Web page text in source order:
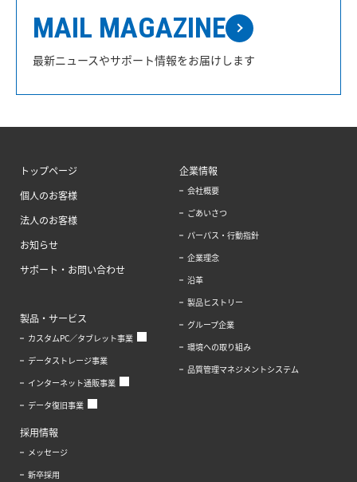
MAIL MAGAZINE
最新ニュースやサポート情報をお届けします
トップページ
個人のお客様
法人のお客様
お知らせ
サポート・お問い合わせ
製品・サービス
カスタムPC／タブレット事業
データストレージ事業
インターネット通販事業
データ復旧事業
企業情報
会社概要
ごあいさつ
パーパス・行動指針
企業理念
沿革
製品ヒストリー
グループ企業
環境への取り組み
品質管理マネジメントシステム
採用情報
メッセージ
新卒採用